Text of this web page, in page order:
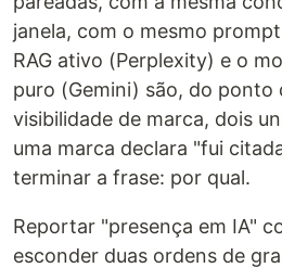
janela, com o mesmo
RAG ativo (Perplexity) e o
puro (Gemini) são, do ponto
visibilidade de marca, dois
uma marca declara "fui
terminar a frase: por qual.
Reportar "presença em IA"
esconder duas ordens de